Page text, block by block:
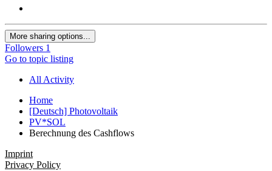
More sharing options...
Followers 1
Go to topic listing
All Activity
Home
[Deutsch] Photovoltaik
PV*SOL
Berechnung des Cashflows
Imprint
Privacy Policy